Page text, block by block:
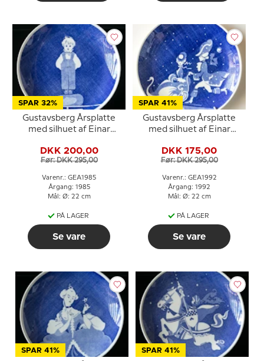
SPAR 32%
Gustavsberg Årsplatte
med silhuet af Einar
DKK 200,00
Før: DKK 295,00
Varenr.: GEA1985
Årgang: 1985
Mål: Ø: 22 cm
PÅ LAGER
Se vare
SPAR 41%
Gustavsberg Årsplatte
med silhuet af Einar
DKK 175,00
Før: DKK 295,00
Varenr.: GEA1992
Årgang: 1992
Mål: Ø: 22 cm
PÅ LAGER
Se vare
SPAR 41% SPAR 41%